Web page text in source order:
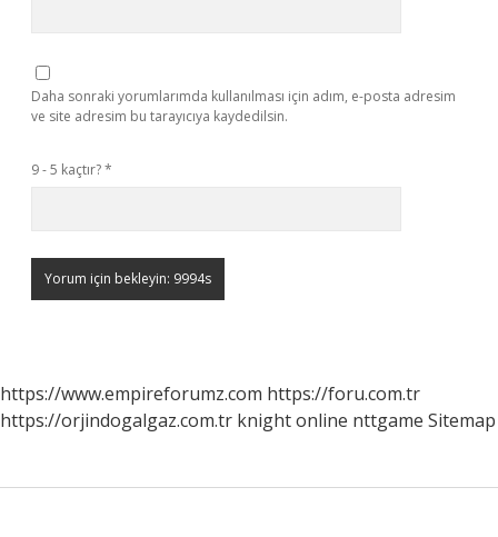
Daha sonraki yorumlarımda kullanılması için adım, e-posta adresim
ve site adresim bu tarayıcıya kaydedilsin.
9 - 5 kaçtır?*
https://www.empireforumz.com https://foru.com.tr
https://orjindogalgaz.com.tr knight online nttgame Sitemap